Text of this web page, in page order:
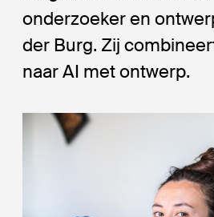
onderzoeker en
der Burg. Zij
naar AI met ontwerp.